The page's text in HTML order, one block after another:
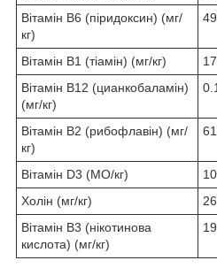
Вітамін B6 (піридоксин) (мг/
кг)
Вітамін B1 (тіамін) (мг/кг)
Вітамін B12 (цианкобаламін)
(мг/кг)
Вітамін B2 (рибофлавін) (мг/
кг)
Вітамін D3 (МО/кг)
Холін (мг/кг)
Вітамін B3 (нікотинова
кислота) (мг/кг)